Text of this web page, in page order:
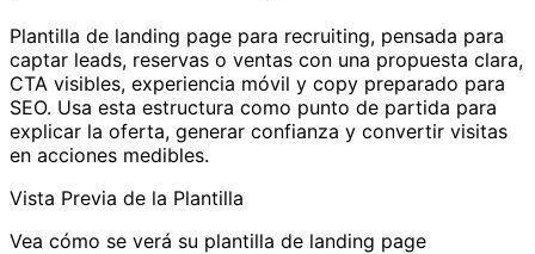
Plantilla de landing page para recruiting, pensada para
captar leads, reservas o ventas con una propuesta clara,
CTA visibles, experiencia móvil y copy preparado para
SEO. Usa esta estructura como punto de partida para
explicar la oferta, generar confianza y convertir visitas
en acciones medibles.
Vista Previa de la Plantilla
Vea cómo se verá su plantilla de landing page